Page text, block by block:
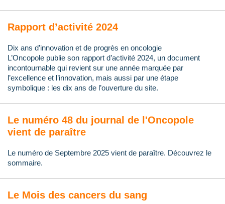
Rapport d’activité 2024
Dix ans d’innovation et de progrès en oncologie
L’Oncopole publie son rapport d’activité 2024, un document
incontournable qui revient sur une année marquée par
l’excellence et l’innovation, mais aussi par une étape
symbolique : les dix ans de l’ouverture du site.
Le numéro 48 du journal de l'Oncopole
vient de paraître
Le numéro de Septembre 2025 vient de paraître. Découvrez le
sommaire.
Le Mois des cancers du sang